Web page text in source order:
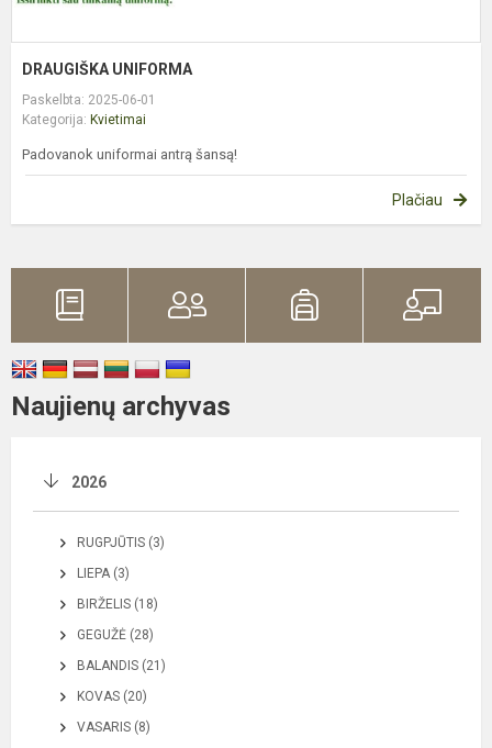
DRAUGIŠKA UNIFORMA
Paskelbta: 2025-06-01
Kategorija: Kvietimai
Padovanok uniformai antrą šansą!
Plačiau
Naujienų archyvas
2026
RUGPJŪTIS (3)
LIEPA (3)
BIRŽELIS (18)
GEGUŽĖ (28)
BALANDIS (21)
KOVAS (20)
VASARIS (8)